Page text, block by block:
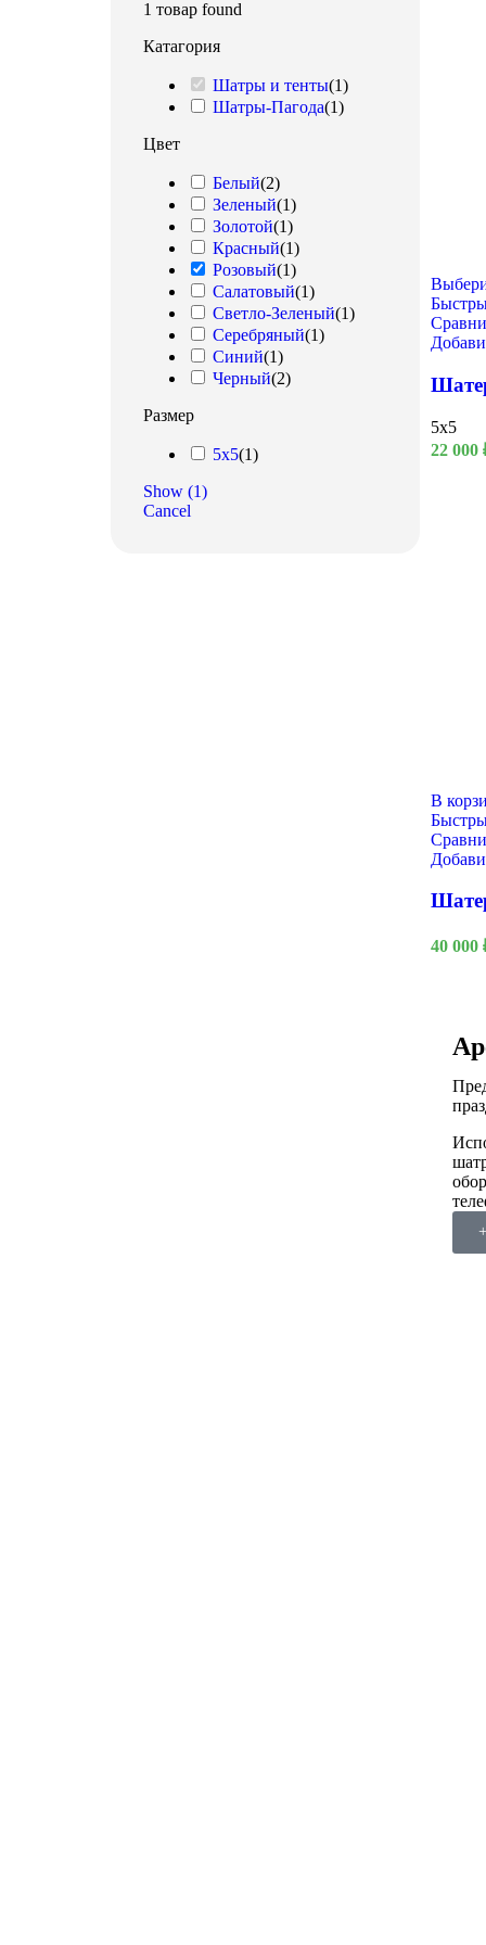
Русский богатырь
1 товар found
Катагория
Шатры и тенты(1)
Шатры-Пагода(1)
Цвет
Белый(2)
Зеленый(1)
Золотой(1)
Красный(1)
Розовый(1)
Салатовый(1)
Светло-Зеленый(1)
Серебряный(1)
Синий(1)
Черный(2)
Размер
5x5(1)
Show (1)
Cancel
5x5
22 000
В
40 000